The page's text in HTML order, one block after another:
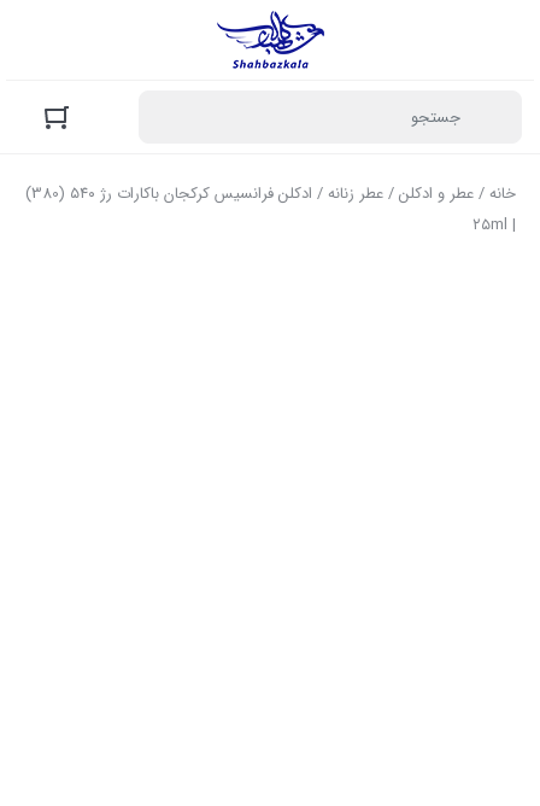
خانه/عطر و ادکلن/عطر زنانه
/ ادکلن فرانسیس کرکجان باکارات رژ ۵۴۰ (380)
| ۲۵ml